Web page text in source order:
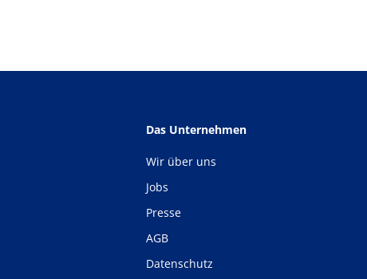
Das Unternehmen
Wir über uns
Jobs
Presse
AGB
Datenschutz